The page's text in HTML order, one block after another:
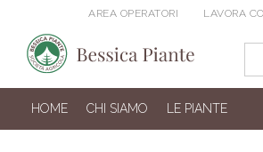
AREA OPERATORI LAVORA
HOME CHI SIAMO LE PIANTE